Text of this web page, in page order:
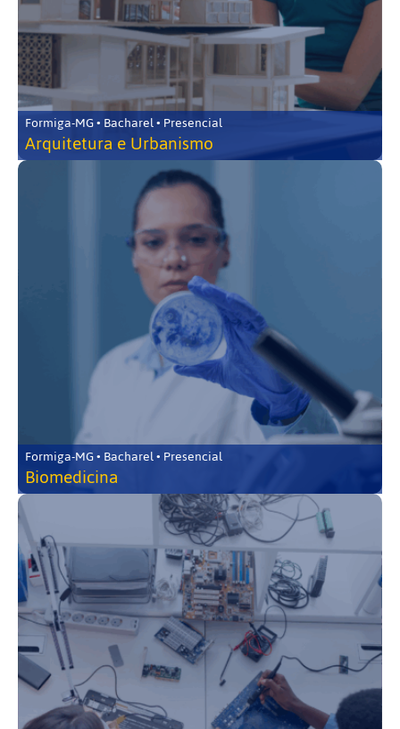
Formiga-MG • Bacharel • Presencial
Arquitetura e Urbanismo
Formiga-MG • Bacharel • Presencial
Biomedicina